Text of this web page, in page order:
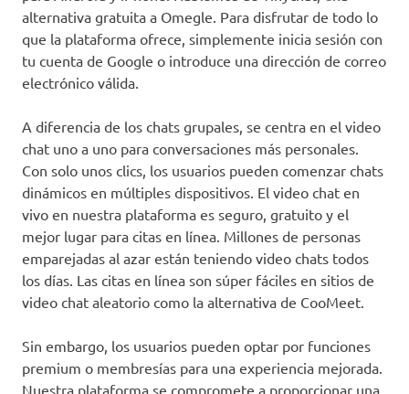
alternativa gratuita a Omegle. Para disfrutar de todo lo
que la plataforma ofrece, simplemente inicia sesión con
tu cuenta de Google o introduce una dirección de correo
electrónico válida.
A diferencia de los chats grupales, se centra en el video
chat uno a uno para conversaciones más personales.
Con solo unos clics, los usuarios pueden comenzar chats
dinámicos en múltiples dispositivos. El video chat en
vivo en nuestra plataforma es seguro, gratuito y el
mejor lugar para citas en línea. Millones de personas
emparejadas al azar están teniendo video chats todos
los días. Las citas en línea son súper fáciles en sitios de
video chat aleatorio como la alternativa de CooMeet.
Sin embargo, los usuarios pueden optar por funciones
premium o membresías para una experiencia mejorada.
Nuestra plataforma se compromete a proporcionar una